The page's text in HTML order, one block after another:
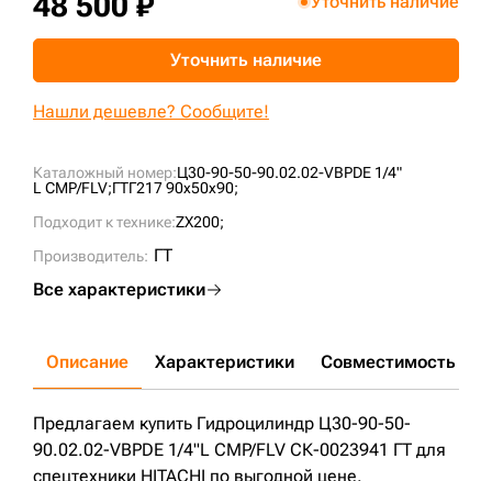
Каталожный номер:Ц30-90-50-90.02.02-VBPDE 1/4"
L CMP/FLV;ГТГ217 90x50x90;
Подходит к технике:ZX200;
Производитель: ГТ
Все характеристики
Уточнить наличие
Нашли дешевле? Сообщите!
Описание Характеристики Совместимость
Предлагаем купить Гидроцилиндр Ц30-90-50-
90.02.02-VBPDE 1/4"L CMP/FLV СК-0023941 ГТ для
спецтехники HITACHI по выгодной цене.